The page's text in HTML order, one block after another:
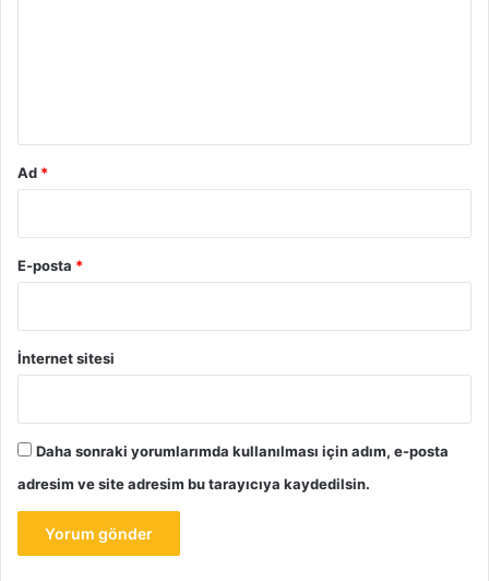
Ad *
E-posta *
İnternet sitesi
Daha sonraki yorumlarımda kullanılması için adım, e-posta
adresim ve site adresim bu tarayıcıya kaydedilsin.